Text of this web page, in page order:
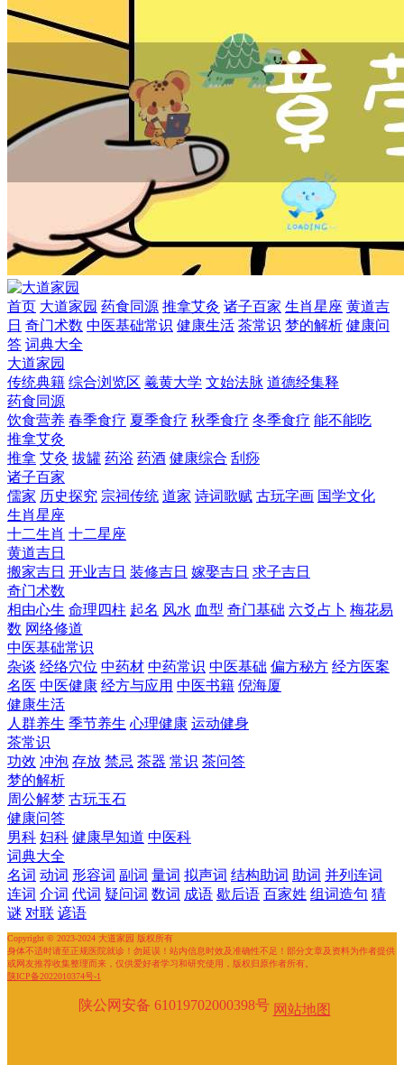
首页 大道家园 药食同源 推拿艾灸 诸子百家 生肖星座 黄道吉
日 奇门术数 中医基础常识 健康生活 茶常识 梦的解析 健康问
答 词典大全
大道家园
传统典籍 综合浏览区 羲黄大学 文始法脉 道德经集释
药食同源
饮食营养 春季食疗 夏季食疗 秋季食疗 冬季食疗 能不能吃
推拿艾灸
推拿 艾灸 拔罐 药浴 药酒 健康综合 刮痧
诸子百家
儒家 历史探究 宗祠传统 道家 诗词歌赋 古玩字画 国学文化
生肖星座
十二生肖 十二星座
黄道吉日
搬家吉日 开业吉日 装修吉日 嫁娶吉日 求子吉日
奇门术数
相由心生 命理四柱 起名 风水 血型 奇门基础 六爻占卜 梅花易
数 网络修道
中医基础常识
杂谈 经络穴位 中药材 中药常识 中医基础 偏方秘方 经方医案
名医 中医健康 经方与应用 中医书籍 倪海厦
健康生活
人群养生 季节养生 心理健康 运动健身
茶常识
功效 冲泡 存放 禁忌 茶器 常识 茶问答
梦的解析
周公解梦 古玩玉石
健康问答
男科 妇科 健康早知道 中医科
词典大全
名词 动词 形容词 副词 量词 拟声词 结构助词 助词 并列连词
连词 介词 代词 疑问词 数词 成语 歇后语 百家姓 组词造句 猜
谜 对联 谚语
Copyright © 2023-2024 大道家园 版权所有
身体不适时请至正规医院就诊！勿延误！站内信息时效及准确性不足！部分文章及资料为作者提供
或网友推荐收集整理而来，仅供爱好者学习和研究使用，版权归原作者所有。
陕ICP备2022010374号-1
陕公网安备 61019702000398号 网站地图